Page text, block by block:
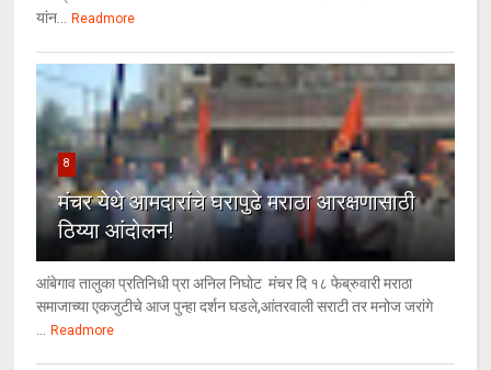
यांन... Readmore
8
मंचर येथे आमदारांचे घरापुढे मराठा आरक्षणासाठी
ठिय्या आंदोलन!
आंबेगाव तालुका प्रतिनिधी प्रा अनिल निघोट मंचर दि १८ फेब्रुवारी मराठा
समाजाच्या एकजुटीचे आज पुन्हा दर्शन घडले,आंतरवाली सराटी तर मनोज जरांगे
... Readmore